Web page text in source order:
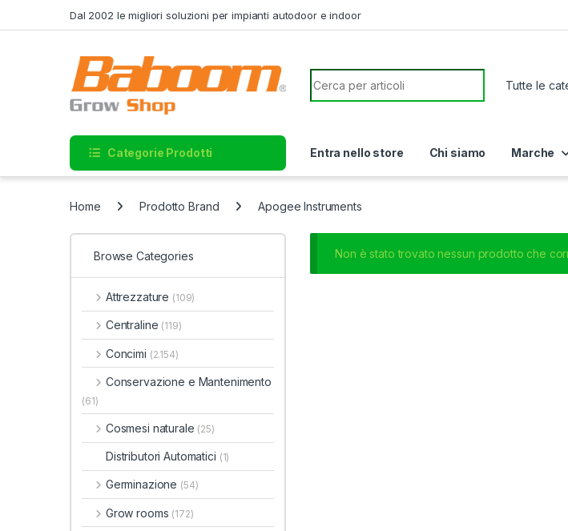
Dal 2002 le migliori soluzioni per impianti autodoor e indoor
Search for:
Categorie Prodotti Entra nello store Chi siamo Marche
Home Prodotto Brand Apogee Instruments
Non è stato trovato nessun prodotto che
Browse Categories
Attrezzature (109)
Centraline (119)
Concimi (2.154)
Conservazione e Mantenimento
(61)
Cosmesi naturale (25)
Distributori Automatici (1)
Germinazione (54)
Grow rooms (172)